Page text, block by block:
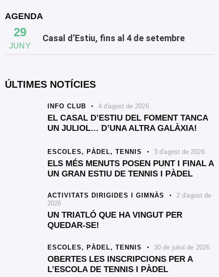
AGENDA
29
JUNY
Casal d’Estiu, fins al 4 de setembre
ÚLTIMES NOTÍCIES
INFO CLUB 4 d'agost de 2026
EL CASAL D’ESTIU DEL FOMENT TANCA
UN JULIOL… D’UNA ALTRA GALÀXIA!
ESCOLES, PÀDEL, TENNIS 3 d'agost de 2026
ELS MÉS MENUTS POSEN PUNT I FINAL A
UN GRAN ESTIU DE TENNIS I PÀDEL
ACTIVITATS DIRIGIDES I GIMNÀS
2 d'agost de
2026
UN TRIATLÓ QUE HA VINGUT PER
QUEDAR-SE!
ESCOLES, PÀDEL, TENNIS 30 de juliol de 2026
OBERTES LES INSCRIPCIONS PER A
L’ESCOLA DE TENNIS I PÀDEL